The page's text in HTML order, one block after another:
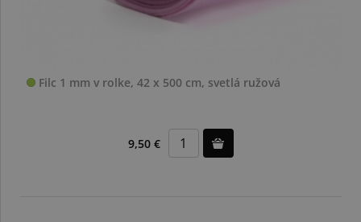
Filc 1 mm v rolke, 42 x 500 cm, svetlá ružová
9,50 €